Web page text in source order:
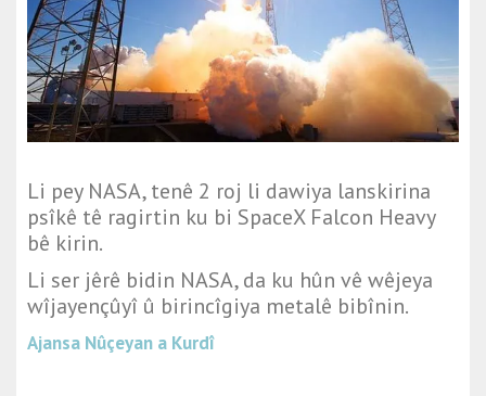
Li pey NASA, tenê 2 roj li dawiya lanskirina
psîkê tê ragirtin ku bi SpaceX Falcon Heavy
bê kirin.
Li ser jêrê bidin NASA, da ku hûn vê wêjeya
wîjayençûyî û birincîgiya metalê bibînin.
Ajansa Nûçeyan a Kurdî